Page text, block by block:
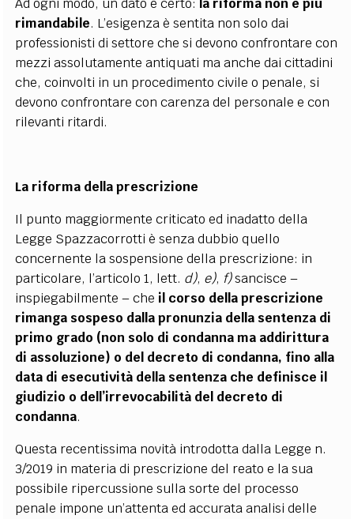
Ad ogni modo, un dato è certo: la riforma non è più
rimandabile. L’esigenza è sentita non solo dai
professionisti di settore che si devono confrontare con
mezzi assolutamente antiquati ma anche dai cittadini
che, coinvolti in un procedimento civile o penale, si
devono confrontare con carenza del personale e con
rilevanti ritardi.
La riforma della prescrizione
Il punto maggiormente criticato ed inadatto della
Legge Spazzacorrotti è senza dubbio quello
concernente la sospensione della prescrizione: in
particolare, l’articolo 1, lett. d), e), f)sancisce –
inspiegabilmente – che il corso della prescrizione
rimanga sospeso dalla pronunzia della sentenza di
primo grado (non solo di condanna ma addirittura
di assoluzione) o del decreto di condanna, fino alla
data di esecutività della sentenza che definisce il
giudizio o dell’irrevocabilità del decreto di
condanna.
Questa recentissima novità introdotta dalla Legge n.
3/2019 in materia di prescrizione del reato e la sua
possibile ripercussione sulla sorte del processo
penale impone un’attenta ed accurata analisi delle